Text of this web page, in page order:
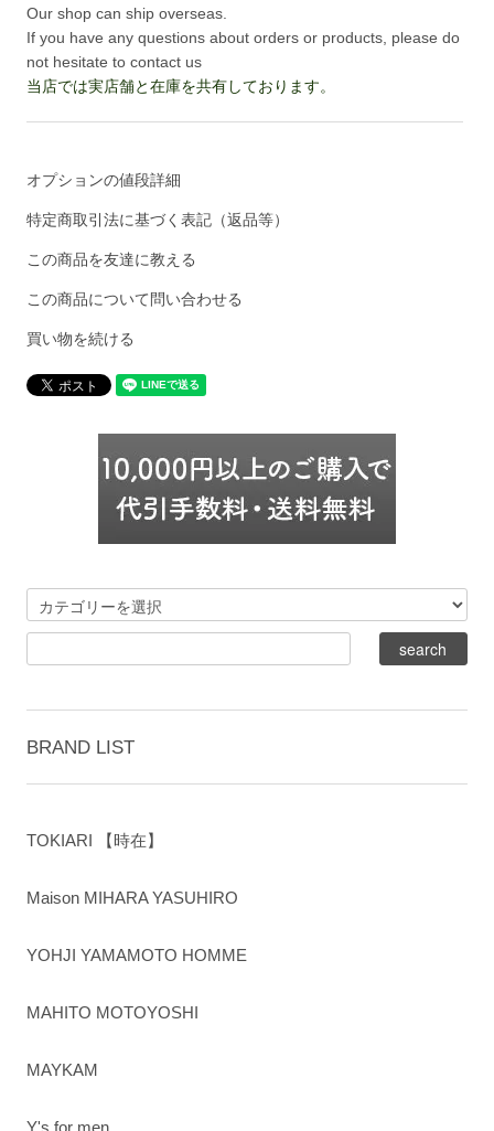
Our shop can ship overseas.
If you have any questions about orders or products, please do
not hesitate to contact us
当店では実店舗と在庫を共有しております。
オプションの値段詳細
特定商取引法に基づく表記（返品等）
この商品を友達に教える
この商品について問い合わせる
買い物を続ける
BRAND LIST
TOKIARI 【時在】
Maison MIHARA YASUHIRO
YOHJI YAMAMOTO HOMME
MAHITO MOTOYOSHI
MAYKAM
Y's for men